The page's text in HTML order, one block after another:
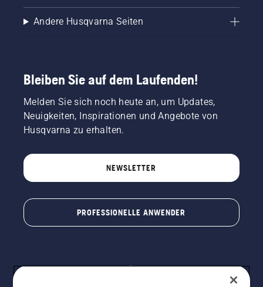
Andere Husqvarna Seiten
Bleiben Sie auf dem Laufenden!
Melden Sie sich noch heute an, um Updates,
Neuigkeiten, Inspirationen und Angebote von
Husqvarna zu erhalten.
NEWSLETTER
PROFESSIONELLE ANWENDER